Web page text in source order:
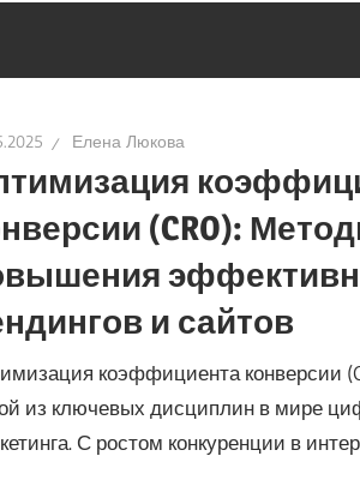
Елена Люкова
(CRO):
и сайтов
коэффициента конверсии
из ключевых дисциплин в мире
С ростом конкуренции в